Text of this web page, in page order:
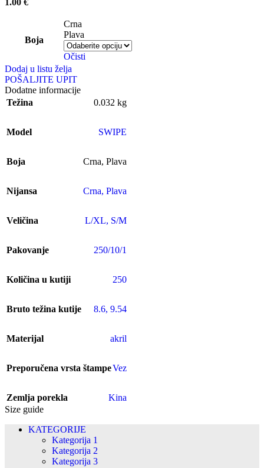
1.00 €
Boja
Crna
Plava
Očisti
Dodaj u listu želja
POŠALJITE UPIT
Dodatne informacije
Težina
0.032 kg
Model SWIPE
Boja Crna, Plava
Nijansa Crna, Plava
Veličina L/XL, S/M
Pakovanje 250/10/1
Količina u kutiji 250
Bruto težina kutije 8.6, 9.54
Materijal akril
Preporučena vrsta štampeVez
Zemlja porekla
Kina
Size guide
KATEGORIJE
Kategorija 1
Kategorija 2
Kategorija 3